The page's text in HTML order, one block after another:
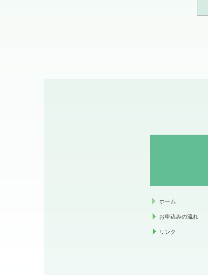
ホーム
お申込みの流れ
リンク